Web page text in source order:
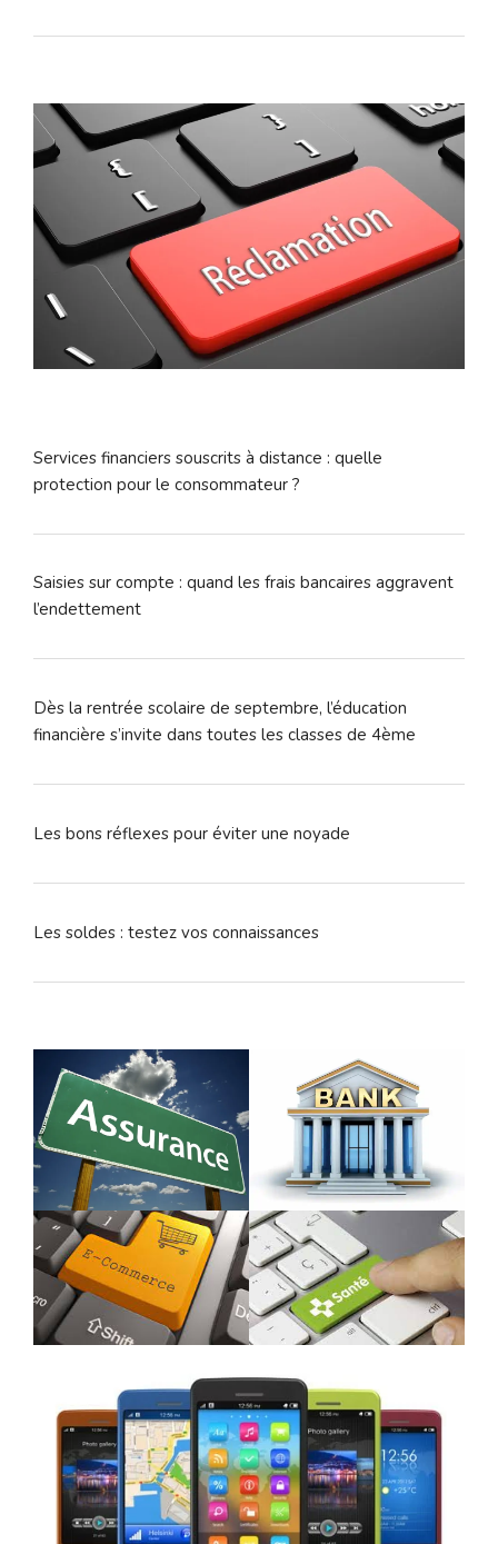
Services financiers souscrits à distance : quelle
protection pour le consommateur ?
Saisies sur compte : quand les frais bancaires aggravent
l’endettement
Dès la rentrée scolaire de septembre, l’éducation
financière s’invite dans toutes les classes de 4ème
Les bons réflexes pour éviter une noyade
Les soldes : testez vos connaissances